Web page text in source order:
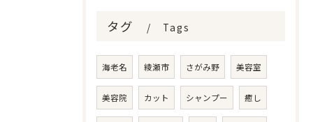
タグ Tags
海老名 綾瀬市 さがみ野 美容室
美容院 カット シャンプー 癒し